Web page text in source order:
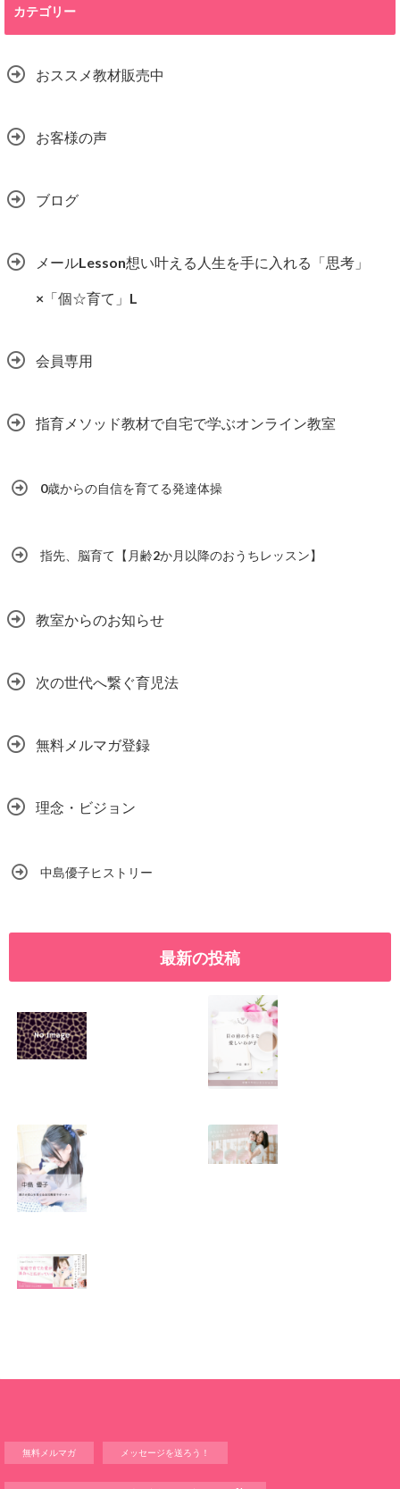
カテゴリー
おススメ教材販売中
お客様の声
ブログ
メールLesson想い叶える人生を手に入れる「思考」
×「個☆育て」L
会員専用
指育メソッド教材で自宅で学ぶオンライン教室
0歳からの自信を育てる発達体操
指先、脳育て【月齢2か月以降のおうちレッスン】
教室からのお知らせ
次の世代へ繋ぐ育児法
無料メルマガ登録
理念・ビジョン
中島優子ヒストリー
最新の投稿
2026.01.11 2026.01.08
りますように
2026.01.06
無料メルマガ メッセージを送ろう！